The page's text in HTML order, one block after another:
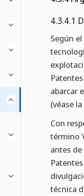
4.3.4.1
Según
abarcar
(véase
Con
término
antes
técnica